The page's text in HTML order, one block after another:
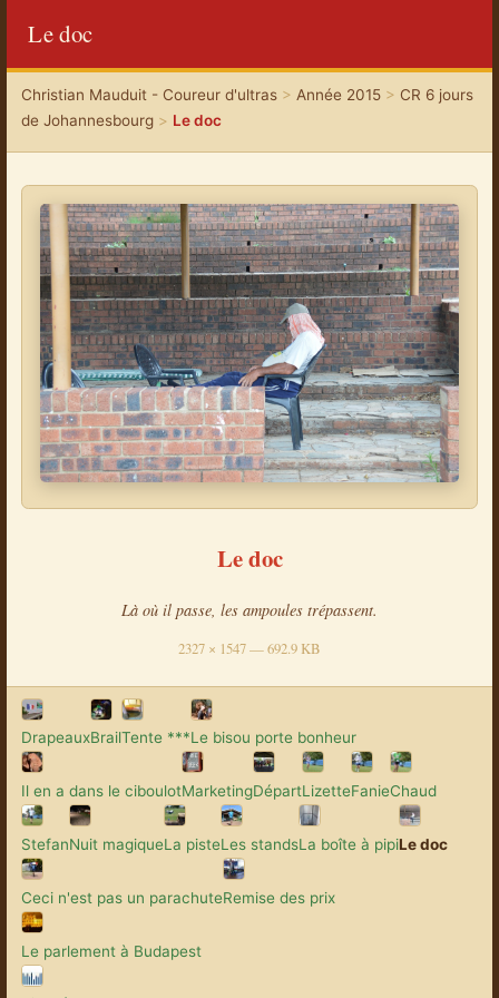
Le doc
Christian Mauduit - Coureur d'ultras> Année 2015> CR 6 jours
de Johannesbourg> Le doc
Le doc
Là où il passe, les ampoules trépassent.
2327 × 1547 — 692.9 KB
DrapeauxBrailTente ***Le bisou porte bonheur
Il en a dans le ciboulotMarketingDépartLizetteFanieChaud
StefanNuit magiqueLa pisteLes standsLa boîte à pipiLe doc
Ceci n'est pas un parachuteRemise des prix
Le parlement à Budapest